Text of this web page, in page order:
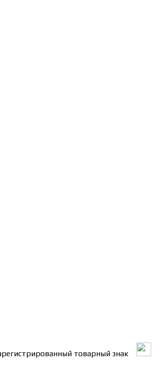
товарный знак